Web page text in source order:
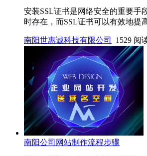
安装SSL证书是网络安全的重要手
时存在，而SSL证书可以有效地提
南阳世惠诚科技有限公司 1529 阅
南阳公司网站制作流程步骤